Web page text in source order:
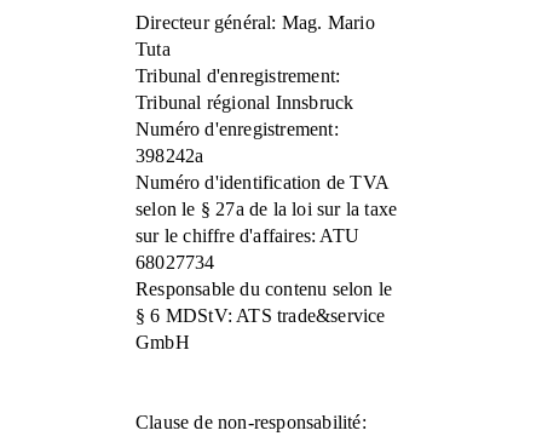
Directeur général: Mag. Mario
Tuta
Tribunal d'enregistrement:
Tribunal régional Innsbruck
Numéro d'enregistrement:
398242a
Numéro d'identification de TVA
selon le § 27a de la loi sur la taxe
sur le chiffre d'affaires: ATU
68027734
Responsable du contenu selon le
§ 6 MDStV: ATS trade&service
GmbH
Clause de non-responsabilité: